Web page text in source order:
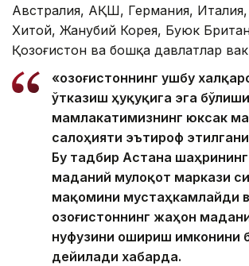
Австралия, АҚШ, Германия,
Хитой, Жанубий Корея, Буюк
Қозоғистон ва бошқа давлатлар
«Қозоғистоннинг ушбу
ўтказиш ҳуқуқига эга бўлиши
мамлакатимизнинг юксак
салоҳияти эътироф
Бу тадбир Астана
маданий мулоқот маркази
мақомини мустаҳкамлайди
Қозоғистоннинг жаҳон
нуфузини ошириш имконини
дейилади хабарда.